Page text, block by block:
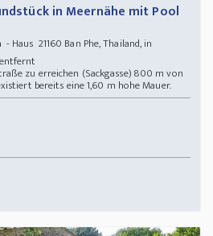
in Meernähe mit Pool
21160 Ban Phe, Thailand, in
zu erreichen (Sackgasse) 800 m von
bereits eine 1,60 m hohe Mauer.